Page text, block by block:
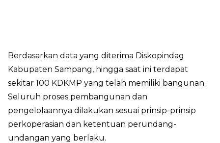
Berdasarkan data yang diterima Diskopindag
Kabupaten Sampang, hingga saat ini terdapat
sekitar 100 KDKMP yang telah memiliki bangunan.
Seluruh proses pembangunan dan
pengelolaannya dilakukan sesuai prinsip-prinsip
perkoperasian dan ketentuan perundang-
undangan yang berlaku.